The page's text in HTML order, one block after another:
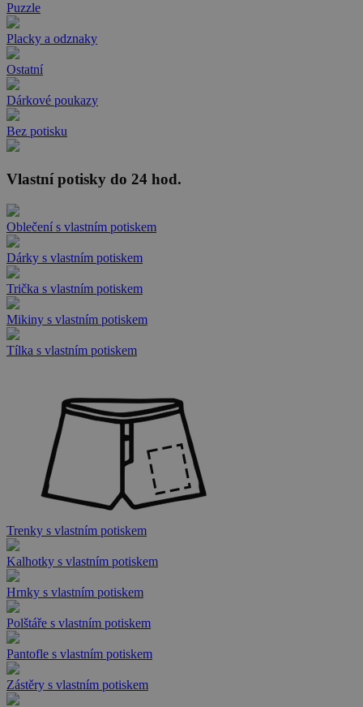
Puzzle
Placky a odznaky
Ostatní
Dárkové poukazy
Bez potisku
Vlastní potisky do 24 hod.
Oblečení s vlastním potiskem
Dárky s vlastním potiskem
Trička s vlastním potiskem
Mikiny s vlastním potiskem
Tílka s vlastním potiskem
Trenky s vlastním potiskem
Kalhotky s vlastním potiskem
Hrnky s vlastním potiskem
Polštáře s vlastním potiskem
Pantofle s vlastním potiskem
Zástěry s vlastním potiskem